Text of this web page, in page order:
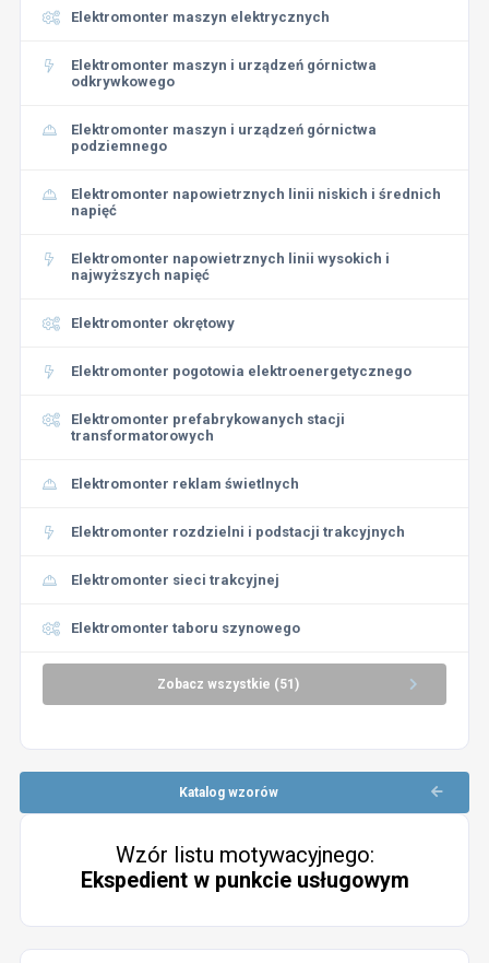
Elektromonter maszyn elektrycznych
Elektromonter maszyn i urządzeń górnictwa
odkrywkowego
Elektromonter maszyn i urządzeń górnictwa
podziemnego
Elektromonter napowietrznych linii niskich i średnich
napięć
Elektromonter napowietrznych linii wysokich i
najwyższych napięć
Elektromonter okrętowy
Elektromonter pogotowia elektroenergetycznego
Elektromonter prefabrykowanych stacji
transformatorowych
Elektromonter reklam świetlnych
Elektromonter rozdzielni i podstacji trakcyjnych
Elektromonter sieci trakcyjnej
Elektromonter taboru szynowego
Zobacz wszystkie (51)
Katalog wzorów
Wzór listu motywacyjnego:
Ekspedient w punkcie usługowym